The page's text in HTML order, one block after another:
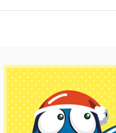
キホーテ